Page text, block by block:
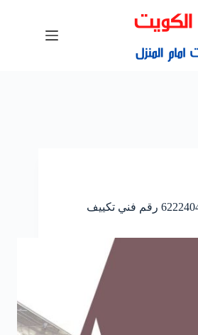
فني تكييف مشرف 62224041 رقم فني تكييف